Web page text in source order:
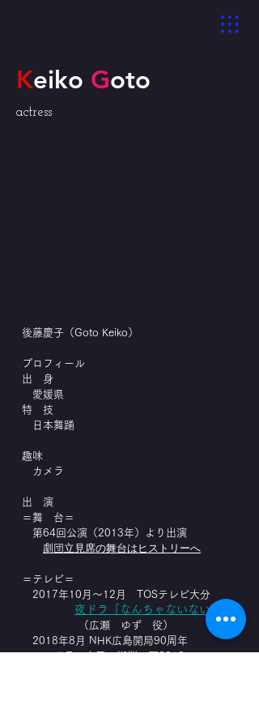
Keiko Goto
actress
後藤慶子（Goto Keiko）
プロフィール
出 身
愛媛県
特 技
日本舞踊
趣味
カメラ
出 演
＝舞 台＝
第64回公演（2013年）より出演
劇団 立見席の舞台はヒストリーへ
＝テレビ＝
2017年10月～12月 TOSテレビ大分
夜ドラ「なんちゃないない」
（広瀬 ゆず 役）
2018年8月 NHK広島開局90周年
ドラマ夕凪の街桜の国2018